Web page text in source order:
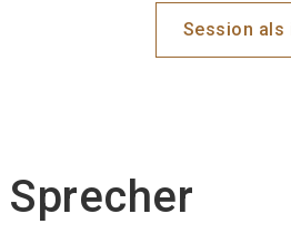
Session als
Sprecher